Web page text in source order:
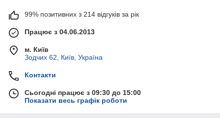
99% позитивних з 214 відгуків за рік
Працює з 04.06.2013
м. Київ
Зодчих 62, Київ, Україна
Контакти
Сьогодні працює з 09:30 до 15:00
Показати весь графік роботи